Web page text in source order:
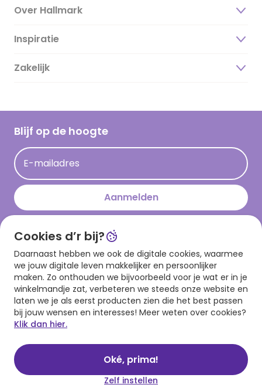
Over Hallmark
Over ons
Duurzaamheid
Hallmark Kaartclub
Acties
Persberichten
Hallmark en Kinderpostzegels
Inspiratie
Magazine
Cadeau inspiratie
Kaartinspiratie
Zakelijk
Blijf op de hoogte
E-mailadres
Aanmelden
Download onze app
Cookies d’r bij?
Daarnaast hebben we ook de digitale cookies, waarmee
we jouw digitale leven makkelijker en persoonlijker
maken. Zo onthouden we bijvoorbeeld voor je wat er in je
winkelmandje zat, verbeteren we steeds onze website en
laten we je als eerst producten zien die het best passen
bij jouw wensen en interesses! Meer weten over cookies?
Klik dan hier.
Oké, prima!
Zelf instellen